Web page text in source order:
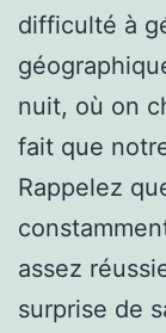
difficulté à
nuit, où on
fait que
Rappelez
assez
surprise de